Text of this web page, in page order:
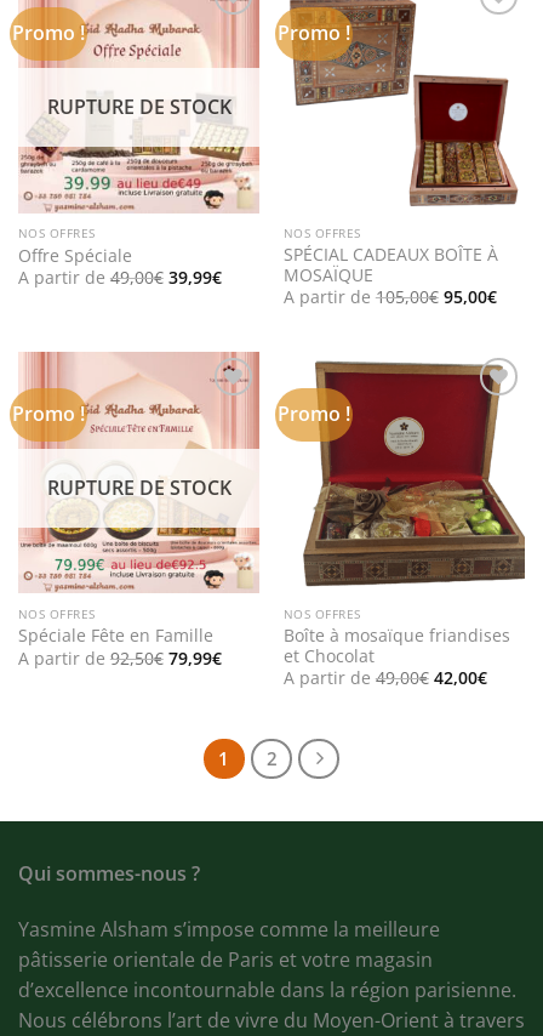
Promo !
Add to
wishlist
RUPTURE DE STOCK
NOS OFFRES
Offre Spéciale
A partir de 49,00€ Le
prix
39,99€Le
prix
Promo !
NOS OFFRES
SPÉCIAL CADEAUX BOÎTE À
MOSAÏQUE
A partir de 105,00€ Le
prix
105,00€.
95,00€Le
Promo !
Add to
wishlist
RUPTURE DE STOCK
NOS OFFRES
Spéciale Fête en Famille
A partir de 92,50€ Le
prix
79,99€Le
prix
Promo !
Add to
wishlist
NOS OFFRES
Boîte à mosaïque friandises
et Chocolat
A partir de 49,00€ Le
prix
42,00€Le
prix
1 2
Qui sommes-nous ?
Yasmine Alsham s’impose comme la meilleure
pâtisserie orientale de Paris et votre magasin
d’excellence incontournable dans la région parisienne.
Nous célébrons l’art de vivre du Moyen-Orient à travers